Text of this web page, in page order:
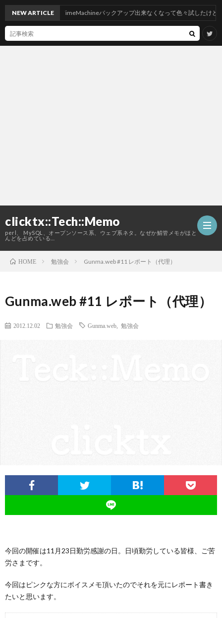
clicktx::Tech::Memo
perl、 MySQL、オープンソース系、ウェブ系ネタ。なぜか鯖管メモがほと
んどを占めている…
い
NEW ARTICLE
NASへTimeMachineバックアップ出来なくなって色々試したけど神記事のおか
HOME 勉強会 Gunma.web #11 レポート（代理）
Gunma.web #11 レポート（代理）
2012.12.02 勉強会 Gunma.web 勉強会
今回の開催は11月23日勤労感謝の日。日頃勤労している皆様、ご苦
労さまです。
今回はピンクな方にボイスメモ頂いたのでそれを元にレポート書き
たいと思います。